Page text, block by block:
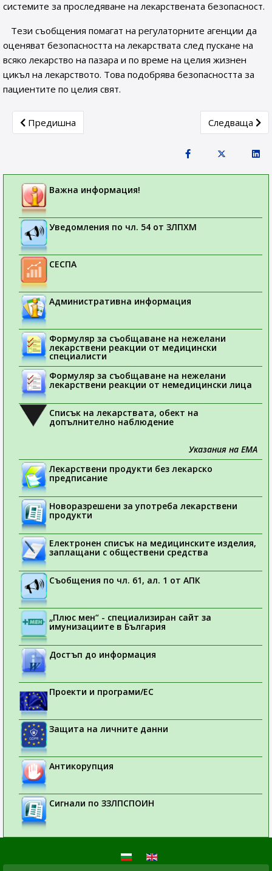
системите за проследяване на лекарствената безопасност.
Тези съобщения помагат на регулаторните агенции да
оценяват безопасността на лекарствата след пускане на
всяко лекарство на пазара и по време на целия жизнен
цикъл на лекарството. Това подобрява безопасността за
пациентите по целия свят.
Previous article: Седмица на лекарствената безопасност
Предишна Next article:
Следваща
Важна информация!
Уведомления по чл. 54 от ЗЛПХМ
СЕСПА
Административна информация
Формуляр за съобщаване на нежелани
лекарствени реакции от медицински
специалисти
Формуляр за съобщаване на нежелани
лекарствени реакции от немедицински лица
Списък на лекарствата, обект на
допълнително наблюдение
Указания на ЕМА
Лекарствени продукти без лекарско
предписание
Новоразрешени за употреба лекарствени
продукти
Електронен списък на медицинските изделия,
заплащани с обществени средства
Съобщения по чл. 61, ал. 1 от АПК
„Плюс мен“ - специализиран сайт за
имунизациите в България
Достъп до информация
Проекти и програми/ЕС
Защита на личните данни
Антикорупция
Сигнали по ЗЗЛПСПОИН